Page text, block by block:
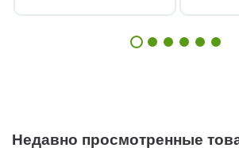
Недавно просмотренные